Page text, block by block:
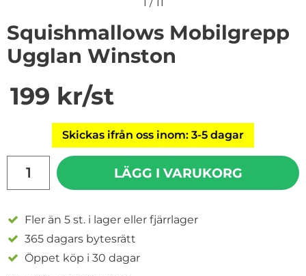
Squishmallows Mobilgrepp
Ugglan Winston
pris
199 kr/st
Skickas ifrån oss inom: 3-5 dagar
LÄGG I VARUKORG
Fler än 5 st. i lager eller fjärrlager
365 dagars bytesrätt
Öppet köp i 30 dagar